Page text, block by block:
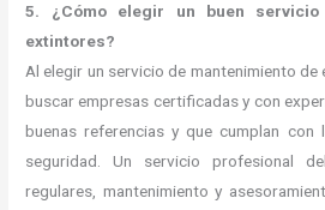
5. ¿Cómo elegir un buen
extintores?
Al elegir un servicio de mantenimiento
buscar empresas certificadas y con
buenas referencias y que cumplan con
seguridad. Un servicio profesional
regulares, mantenimiento y